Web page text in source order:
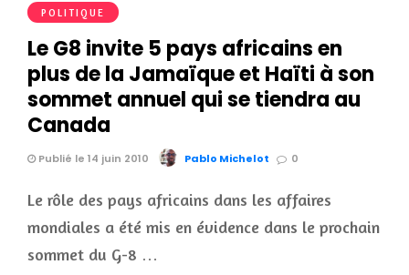
POLITIQUE
Le G8 invite 5 pays africains en
plus de la Jamaïque et Haïti à son
sommet annuel qui se tiendra au
Canada
Publié le 14 juin 2010 Pablo Michelot 0
Le rôle des pays africains dans les affaires
mondiales a été mis en évidence dans le prochain
sommet du G-8 …